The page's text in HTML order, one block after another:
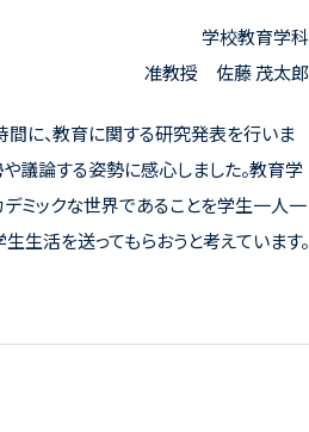
学校教育学科
准教授 佐藤 茂太郎
に、教育に関する研究発表を行いま
議論する姿勢に感心しました。教育学
ミックな世界であることを学生一人一
生活を送ってもらおうと考えています。